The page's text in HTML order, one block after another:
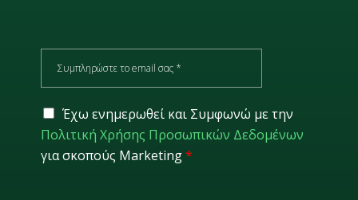
a
l
*
G
D
P
R
Έχω ενημερωθεί και Συμφωνώ με την
Πολιτική Χρήσης Προσωπικών Δεδομένων
για σκοπούς Marketing*